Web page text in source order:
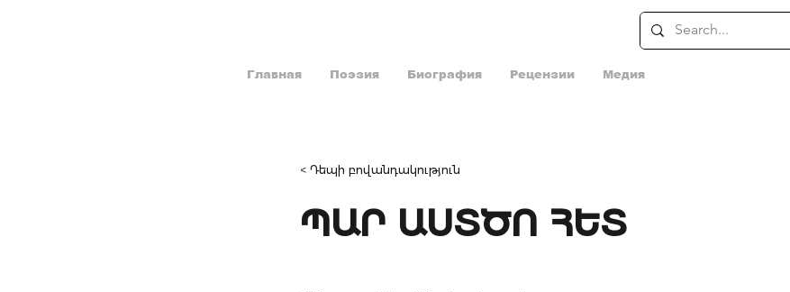
Главная Поэзия Биография Рецензии Медия
< Դեպի բովանդակություն
ՊԱՐ ԱՍՏԾՈ ՀԵՏ